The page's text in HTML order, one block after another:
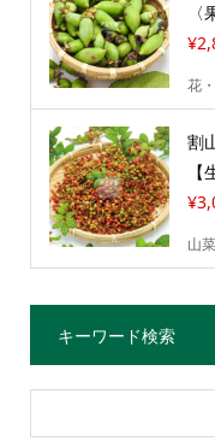
花
割
【
山菜
キーワード検索